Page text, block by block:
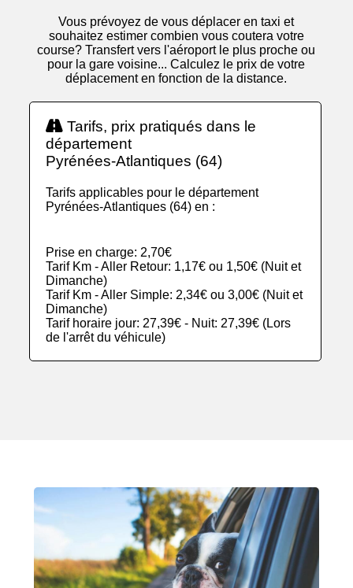
Vous prévoyez de vous déplacer en taxi et
souhaitez estimer combien vous coutera votre
course? Transfert vers l'aéroport le plus proche ou
pour la gare voisine... Calculez le prix de votre
déplacement en fonction de la distance.
Tarifs, prix pratiqués dans le
département
Pyrénées-Atlantiques (64)
Tarifs applicables pour le département
Pyrénées-Atlantiques (64) en :
Prise en charge: 2,70€
Tarif Km - Aller Retour: 1,17€ ou 1,50€ (Nuit et
Dimanche)
Tarif Km - Aller Simple: 2,34€ ou 3,00€ (Nuit et
Dimanche)
Tarif horaire jour: 27,39€ - Nuit: 27,39€ (Lors
de l'arrêt du véhicule)